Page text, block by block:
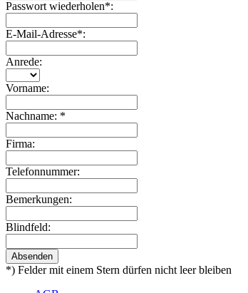
Passwort wiederholen*:
E-Mail-Adresse*:
Anrede:
Vorname:
Nachname: *
Firma:
Telefonnummer:
Bemerkungen:
Blindfeld:
Absenden
*) Felder mit einem Stern dürfen nicht leer bleiben